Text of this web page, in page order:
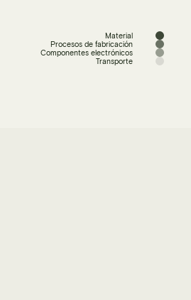
Material
Procesos de fabricación
Componentes electrónicos
Transporte